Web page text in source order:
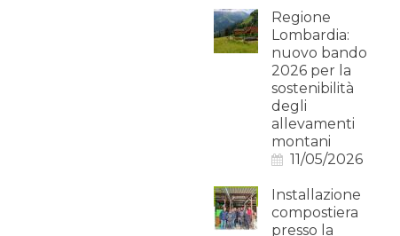
Regione
Lombardia:
nuovo bando
2026 per la
sostenibilità
degli
allevamenti
montani
11/05/2026
Installazione
compostiera
presso la